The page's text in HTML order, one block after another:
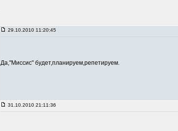
29.10.2010 11:20:45
Да,"Миссис" будет,планируем,репетируем.
31.10.2010 21:11:36